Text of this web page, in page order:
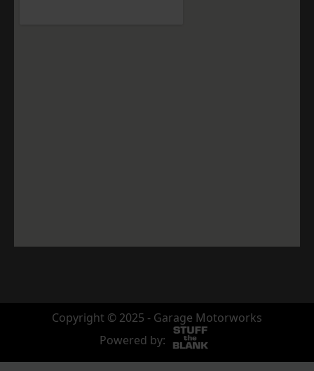
Copyright © 2025 - Garage Motorworks
Powered by: